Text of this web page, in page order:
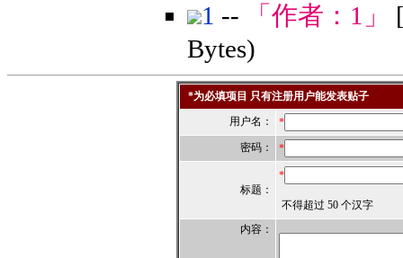
1 -- 「作者： 1 」
Bytes)
*为必填项目 只有注册用户能发表贴子
用户名：
*
密码：
*
标题：
*
不得超过 50 个汉字
内容：